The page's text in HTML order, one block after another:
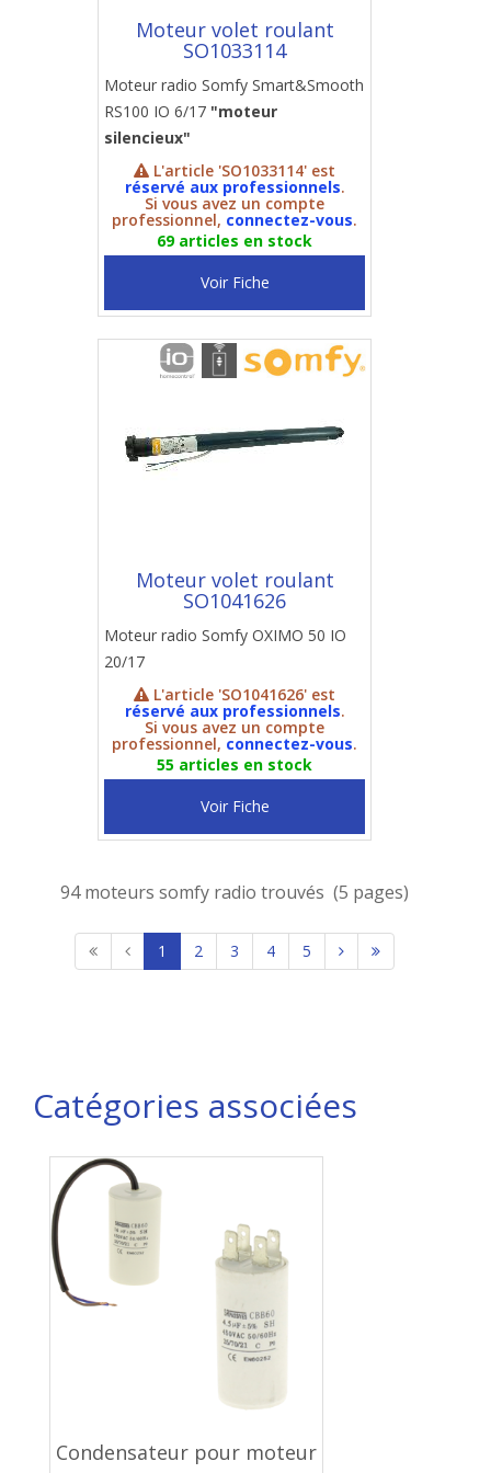
Moteur volet roulant
SO1033114
Moteur radio Somfy Smart&Smooth
RS100 IO 6/17 "moteur
silencieux"
L'article 'SO1033114' est
réservé aux professionnels.
Si vous avez un compte
professionnel, connectez-vous.
69 articles en stock
Voir Fiche
Moteur volet roulant
SO1041626
Moteur radio Somfy OXIMO 50 IO
20/17
L'article 'SO1041626' est
réservé aux professionnels.
Si vous avez un compte
professionnel, connectez-vous.
55 articles en stock
Voir Fiche
94 moteurs somfy radio trouvés (5 pages)
1 2 3 4 5
Catégories associées
Condensateur pour moteur